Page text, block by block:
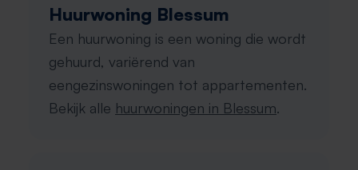
Huurwoning Blessum
Een huurwoning is een woning die wordt
gehuurd, variërend van
eengezinswoningen tot appartementen.
Bekijk alle huurwoningen in Blessum.